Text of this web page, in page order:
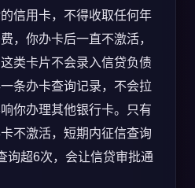
信用卡，不得收取任何年
，你办卡后一直不激活，
类卡片不会录入信贷负债
条办卡查询记录，不会拉
你办理其他银行卡。只有
不激活，短期内征信查询
询超6次，会让信贷审批通